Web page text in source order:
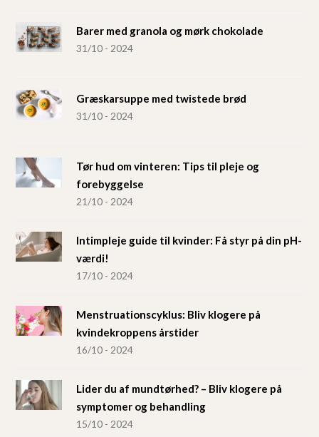
Barer med granola og mørk chokolade
31/10 - 2024
Græskarsuppe med twistede brød
31/10 - 2024
Tør hud om vinteren: Tips til pleje og
forebyggelse
21/10 - 2024
Intimpleje guide til kvinder: Få styr på din pH-
værdi!
17/10 - 2024
Menstruationscyklus: Bliv klogere på
kvindekroppens årstider
16/10 - 2024
Lider du af mundtørhed? – Bliv klogere på
symptomer og behandling
15/10 - 2024